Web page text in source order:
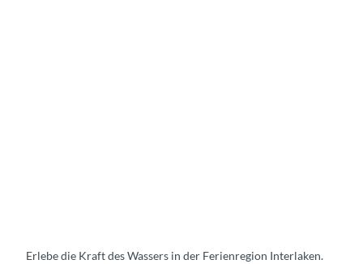
Erlebe die Kraft des Wassers in der Ferienregion Interlaken.